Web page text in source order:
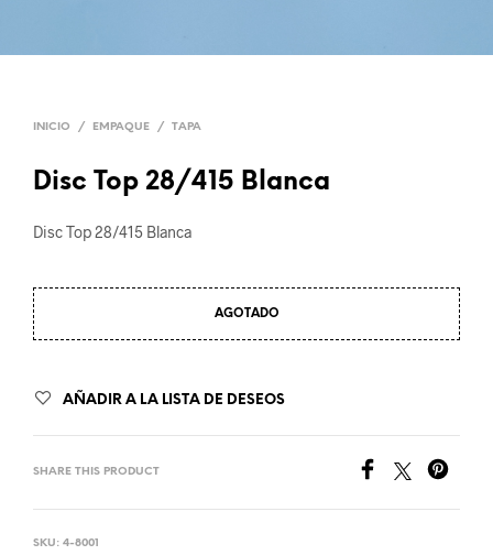
INICIO / EMPAQUE / TAPA
Disc Top 28/415 Blanca
Disc Top 28/415 Blanca
AGOTADO
AÑADIR A LA LISTA DE DESEOS
SHARE THIS PRODUCT
SKU: 4-8001